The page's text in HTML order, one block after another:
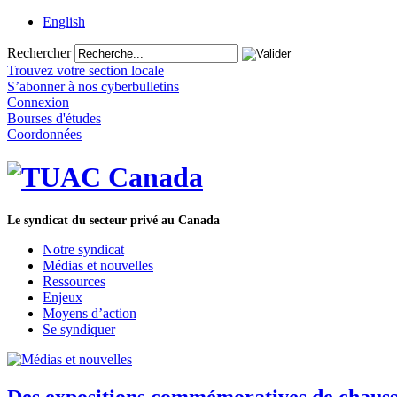
English
Rechercher
Trouvez votre section locale
S’abonner à nos cyberbulletins
Connexion
Bourses d'études
Coordonnées
Le syndicat du secteur privé au Canada
Notre syndicat
Médias et nouvelles
Ressources
Enjeux
Moyens d’action
Se syndiquer